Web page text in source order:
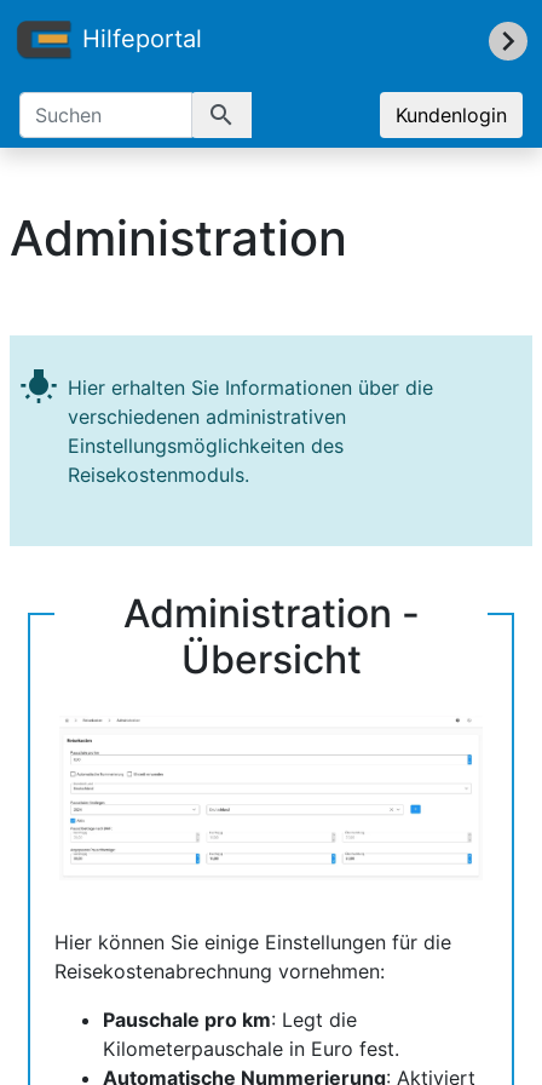
Hilfeportal
search Kundenlogin
Administration
wb_incandescent Hier erhalten Sie Informationen über die
verschiedenen administrativen
Einstellungsmöglichkeiten des
Reisekostenmoduls.
Administration -
Übersicht
Hier können Sie einige Einstellungen für die
Reisekostenabrechnung vornehmen:
Pauschale pro km: Legt die
Kilometerpauschale in Euro fest.
Automatische Nummerierung: Aktiviert